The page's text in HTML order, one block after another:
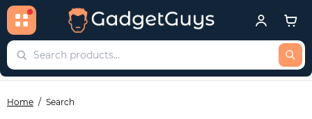
Home Search